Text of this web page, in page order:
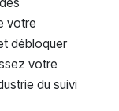
votre
débloquer
votre
du suivi